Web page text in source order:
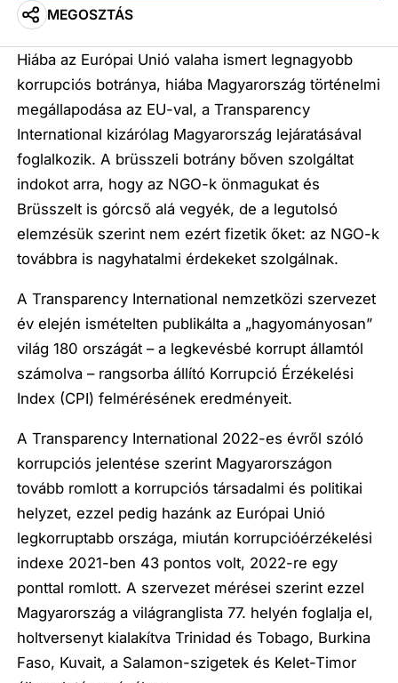
MEGOSZTÁS
Hiába az Európai Unió valaha ismert legnagyobb
korrupciós botránya, hiába Magyarország történelmi
megállapodása az EU-val, a Transparency
International kizárólag Magyarország lejáratásával
foglalkozik. A brüsszeli botrány bőven szolgáltat
indokot arra, hogy az NGO-k önmagukat és
Brüsszelt is górcső alá vegyék, de a legutolsó
elemzésük szerint nem ezért fizetik őket: az NGO-k
továbbra is nagyhatalmi érdekeket szolgálnak.
A Transparency International nemzetközi szervezet
év elején ismételten publikálta a „hagyományosan”
világ 180 országát – a legkevésbé korrupt államtól
számolva – rangsorba állító Korrupció Érzékelési
Index (CPI) felmérésének eredményeit.
A Transparency International 2022-es évről szóló
korrupciós jelentése szerint Magyarországon
tovább romlott a korrupciós társadalmi és politikai
helyzet, ezzel pedig hazánk az Európai Unió
legkorruptabb országa, miután korrupcióérzékelési
indexe 2021-ben 43 pontos volt, 2022-re egy
ponttal romlott. A szervezet mérései szerint ezzel
Magyarország a világranglista 77. helyén foglalja el,
holtversenyt kialakítva Trinidad és Tobago, Burkina
Faso, Kuvait, a Salamon-szigetek és Kelet-Timor